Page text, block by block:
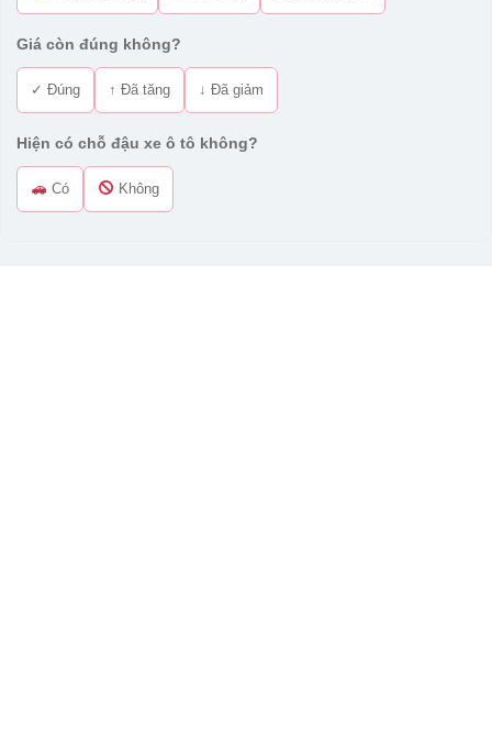
Giá còn đúng không?
✓ Đúng ↑ Đã tăng ↓ Đã giảm
Hiện có chỗ đậu xe ô tô không?
Có Không